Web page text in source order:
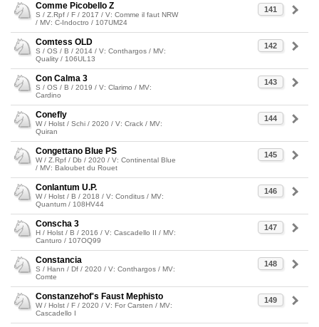
141
Comme Picobello Z
S / Z.Rpf / F / 2017 / V: Comme il faut NRW
/ MV: C-Indoctro / 107UM24
142
Comtess OLD
S / OS / B / 2014 / V: Conthargos / MV:
Quality / 106UL13
143
Con Calma 3
S / OS / B / 2019 / V: Clarimo / MV:
Cardino
144
Conefly
W / Holst / Schi / 2020 / V: Crack / MV:
Quiran
145
Congettano Blue PS
W / Z.Rpf / Db / 2020 / V: Continental Blue
/ MV: Baloubet du Rouet
146
Conlantum U.P.
W / Holst / B / 2018 / V: Conditus / MV:
Quantum / 108HV44
147
Conscha 3
H / Holst / B / 2016 / V: Cascadello II / MV:
Canturo / 107OQ99
148
Constancia
S / Hann / Df / 2020 / V: Conthargos / MV:
Comte
149
Constanzehof's Faust Mephisto
W / Holst / F / 2020 / V: For Carsten / MV:
Cascadello I